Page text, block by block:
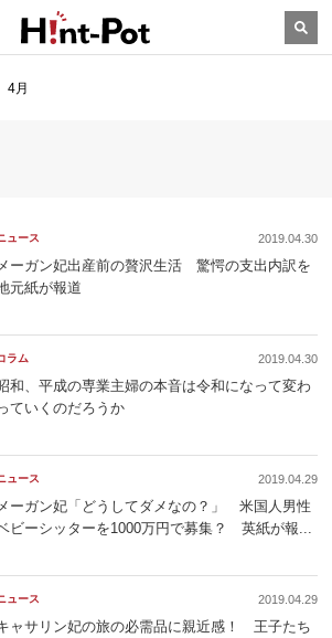
4月
ュース 2019.04.30
メーガン妃出産前の贅沢生活 驚愕の支出内訳を
元紙が報道
ラム 2019.04.30
和、平成の専業主婦の本音は令和になって変わ
ていくのだろうか
ュース 2019.04.29
メーガン妃「どうしてダメなの？」 米国人男性
ビーシッターを1000万円で募集？ 英紙が報...
ュース 2019.04.29
ャサリン妃の旅の必需品に親近感！ 王子たち